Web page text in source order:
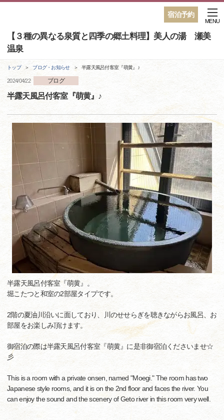
宿泊予約
【３種の異なる泉質と四季の郷土料理】美人の湯 瀬美
温泉
MENU
トップ ブログ・お知らせ 半露天風呂付客室『萌黄』♪
2024/04/22 ブログ
半露天風呂付客室『萌黄』♪
半露天風呂付客室『萌黄』。
堀こたつと和室の2部屋タイプです。
2階の夏油川沿いに面しており、川のせせらぎを聴きながらお風呂、お
部屋をお楽しみ頂けます。
御宿泊の際は半露天風呂付客室『萌黄』に是非御宿泊くださいませ☆
彡
This is a room with a private onsen, named "Moegi." The room has two
Japanese style rooms, and it is on the 2nd floor and faces the river. You
can enjoy the sound and the scenery of Geto river in this room very well.